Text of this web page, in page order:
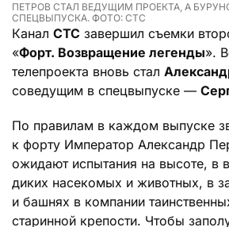
ПЕТРОВ СТАЛ ВЕДУЩИМ ПРОЕКТА, А
СПЕЦВЫПУСКА. ФОТО: СТС
Канал СТС завершил съемки
«Форт. Возвращение легенды».
телепроекта вновь стал
соведущим в спецвыпуске —
По правилам в каждом выпуске
к форту Император Александр
ожидают испытания на высоте, в
диких насекомых и животных, в
и башнях в компании
старинной крепости. Чтобы